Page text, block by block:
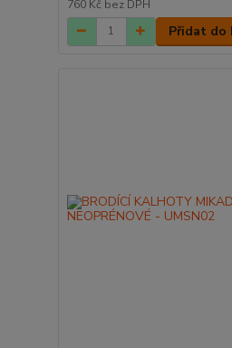
760 Kč bez DPH
Přidat do